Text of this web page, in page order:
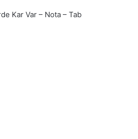
Kar Var – Nota – Tab